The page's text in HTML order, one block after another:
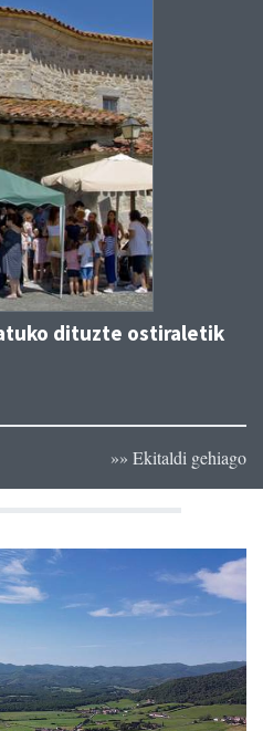
dituzte ostiraletik
»» Ekitaldi gehiago